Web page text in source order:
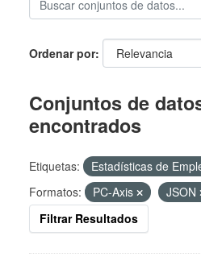
Ordenar por
Conjuntos de
encontrados
Etiquetas: Estadísticas de
Formatos:
PC-Axis JSON
Filtrar Resultados